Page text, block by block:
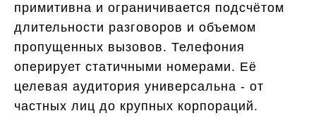
примитивна и ограничивается подсчётом
длительности разговоров и объемом
пропущенных вызовов. Телефония
оперирует статичными номерами. Её
целевая аудитория универсальна - от
частных лиц до крупных корпораций.